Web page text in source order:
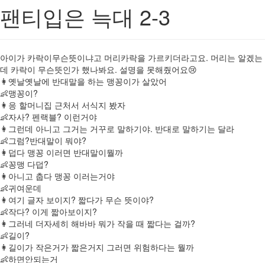
팬티입은 늑대 2-3
아이가 카락이무슨뜻이냐고 머리카락을 가르키더라고요. 머리는 알겠는
데 카락이 무슨뜻인가 했나봐요. 설명을 못해줬어요😢
👩옛날옛날에 반대말을 하는 맹꽁이가 살았어
👶맹꽁이?
👩응 할머니집 근처서 서식지 봤자
👶자사? 펜랙블? 이런거야
👩그런데 아니고 그거는 거꾸로 말하기야. 반대로 말하기는 달라
👶그럼?반대말이 뭐야?
👩덥다 맹꽁 이러면 반대말이뭘까
👶꽁맹 다덥?
👩아니고 춥다 맹꽁 이러는거야
👶귀여운데
👩여기 글자 보이지? 짧다가 무슨 뜻이야?
👶작다? 이게 짧아보이지?
👩그러네 더자세히 해바바 뭐가 작을 때 짧다는 걸까?
👶길이?
👩길이가 작은거가 짧은거지 그러면 위험하다는 뭘까
👶하면안되는거